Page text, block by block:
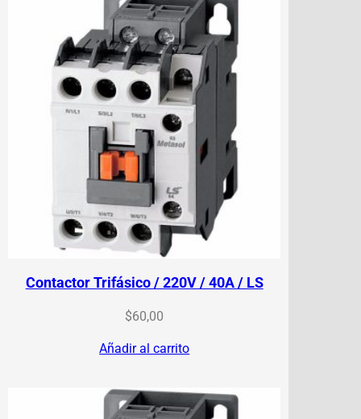
Contactor Trifásico / 220V / 40A / LS
$60,00
Añadir al carrito